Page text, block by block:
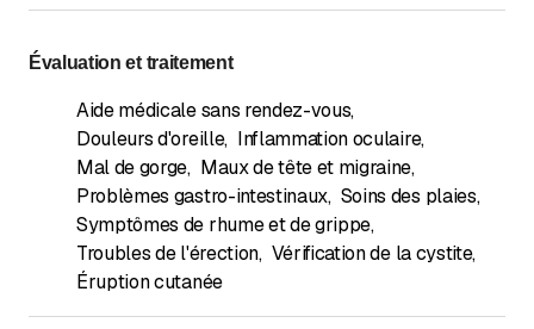
Évaluation et traitement
Aide médicale sans rendez-vous,
Douleurs d'oreille, Inflammation oculaire,
Mal de gorge, Maux de tête et migraine,
Problèmes gastro-intestinaux, Soins des plaies,
Symptômes de rhume et de grippe,
Troubles de l'érection, Vérification de la cystite,
Éruption cutanée